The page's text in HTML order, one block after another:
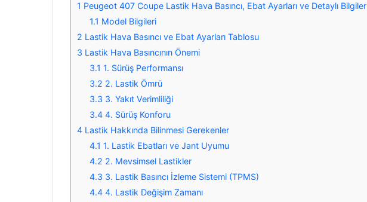
1 Peugeot 407 Coupe Lastik Hava Basıncı, Ebat Ayarları ve Detaylı Bilgiler
1.1 Model Bilgileri
2 Lastik Hava Basıncı ve Ebat Ayarları Tablosu
3 Lastik Hava Basıncının Önemi
3.1 1. Sürüş Performansı
3.2 2. Lastik Ömrü
3.3 3. Yakıt Verimliliği
3.4 4. Sürüş Konforu
4 Lastik Hakkında Bilinmesi Gerekenler
4.1 1. Lastik Ebatları ve Jant Uyumu
4.2 2. Mevsimsel Lastikler
4.3 3. Lastik Basıncı İzleme Sistemi (TPMS)
4.4 4. Lastik Değişim Zamanı